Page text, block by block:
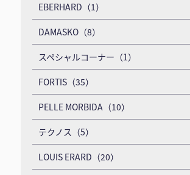
EBERHARD（1）
DAMASKO（8）
スペシャルコーナー（1）
FORTIS（35）
PELLE MORBIDA（10）
テクノス（5）
LOUIS ERARD（20）